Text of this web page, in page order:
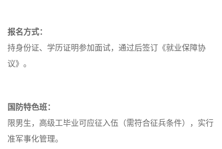
报名方式：
持身份证、学历证明参加面试，通过后签订《就业保障协
议》。
国防特色班：
限男生，高级工毕业可应征入伍（需符合征兵条件），实行
准军事化管理。